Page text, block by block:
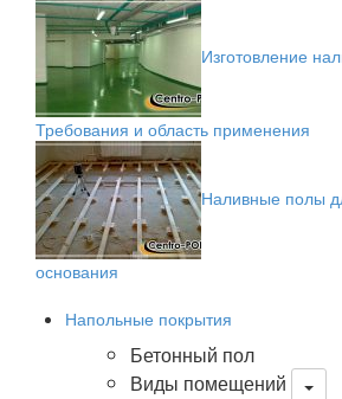
Изготовление
Требования и область применения
Наливные полы
основания
Напольные покрытия
Бетонный пол
Виды помещений